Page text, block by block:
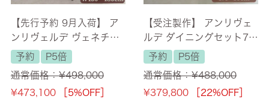
【先行予約 9月入荷】 ア
ンリヴェルデ ヴェネチア
ン 伸長式ダイニングセッ
ト ハンドルチェア 6人掛
け 幅150→180cm 【送料
無料/設置サービス付】
予約
P5倍
通常価格：¥498,000
¥473,100 ［5%OFF］
【受注製作】 アンリヴェ
ルデ ダイニングセット7P
6人掛け アイボリー ピン
ク 幅175cm 【送料無料/
設置サービス付】
予約
P5倍
通常価格：¥488,000
¥379,800 ［22%OFF］